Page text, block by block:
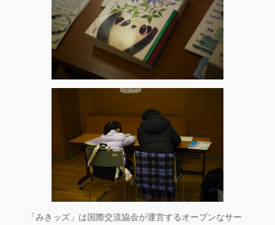
「みきッズ」は国際交流協会が運営するオープンなサー